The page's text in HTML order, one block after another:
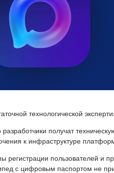
технологической
получат
к инфраструктуре
регистрации пользователей и
с цифровым паспортом не